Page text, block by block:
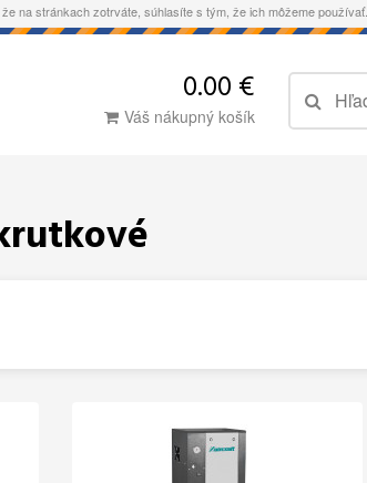
na stránkach zotrváte, súhlasíte s tým, že ich môžeme používať.
0.00 €
Váš nákupný košík